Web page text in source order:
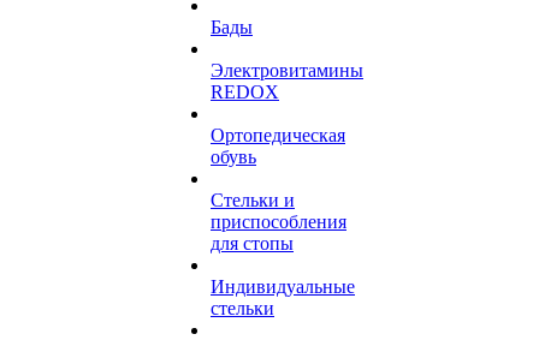
Бады
Электровитамины
REDOX
Ортопедическая
обувь
Стельки и
приспособления
для стопы
Индивидуальные
стельки